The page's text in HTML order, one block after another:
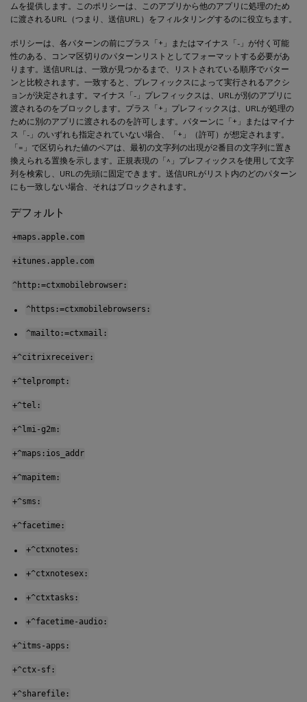
ムを提供します。このポリシーは、このアプリから他のアプリに処理のため
に渡されるURL（つまり、送信URL）をフィルタリングするのに役立ちます。
ポリシーは、各パターンの前にプラス「+」またはマイナス「-」が付く可能
性のある、コンマ区切りのパターンリストとしてフォーマットする必要があ
ります。送信URLは、一致が見つかるまで、リストされている順序でパター
ンと比較されます。一致すると、プレフィックスによって実行されるアクシ
ョンが決定されます。マイナス「-」プレフィックスは、URLが別のアプリに
渡されるのをブロックします。プラス「+」プレフィックスは、URLが処理の
ために別のアプリに渡されるのを許可します。パターンに「+」またはマイナ
ス「-」のいずれも指定されていない場合、「+」（許可）が想定されます。
「=」で区切られた値のペアは、最初の文字列の出現が2番目の文字列に置き
換えられる置換を示します。正規表現の「^」プレフィックスを使用して文字
列を検索し、URLの先頭に固定できます。送信URLがリスト内のどのパターン
にも一致しない場合、それはブロックされます。
デフォルト
+maps.apple.com
+itunes.apple.com
^http:=ctxmobilebrowser:
^https:=ctxmobilebrowsers:
^mailto:=ctxmail:
+^citrixreceiver:
+^telprompt:
+^tel:
+^lmi-g2m:
+^maps:ios_addr
+^mapitem:
+^sms:
+^facetime:
+^ctxnotes:
+^ctxnotesex:
+^ctxtasks:
+^facetime-audio:
+^itms-apps:
+^ctx-sf:
+^sharefile: